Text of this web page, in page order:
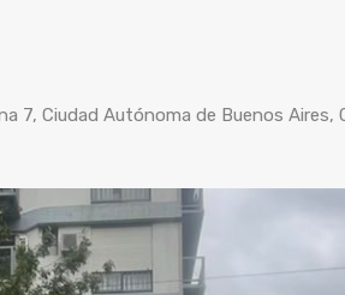
7, Ciudad Autónoma de Buenos Aires,